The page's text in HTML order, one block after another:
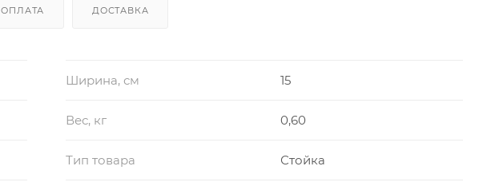
ОПЛАТА ДОСТАВКА
Ширина, см 15
Вес, кг 0,60
Тип товара Стойка